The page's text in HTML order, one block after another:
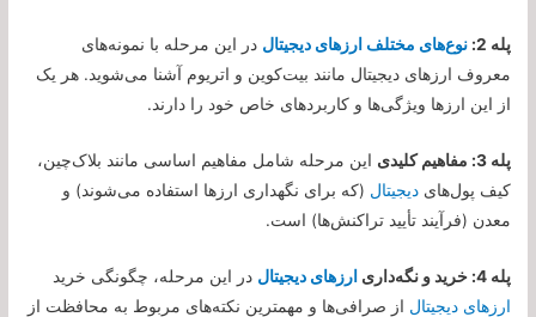
پله 2: نوع‌های مختلف ارزهای دیجیتال در این مرحله با نمونه‌های
معروف ارزهای دیجیتال مانند بیت‌کوین و اتریوم آشنا می‌شوید. هر یک
از این ارزها ویژگی‌ها و کاربردهای خاص خود را دارند.
پله 3: مفاهیم کلیدی
این مرحله شامل مفاهیم اساسی مانند بلاک‌چین،
کیف پول‌هایدیجیتال (که برای نگهداری ارزها استفاده می‌شوند) و
معدن (فرآیند تأیید تراکنش‌ها) است.
پله 4: خرید و نگه‌داری ارزهای دیجیتال در این مرحله، چگونگی خرید
ارزهای دیجیتال از صرافی‌ها و مهمترین نکته‌های مربوط به محافظت از